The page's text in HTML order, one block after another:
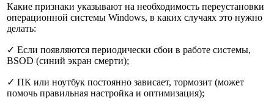
Какие признаки указывают на необходимость переустановки
операционной системы Windows, в каких случаях это нужно
делать:
✓ Если появляются периодически сбои в работе системы,
BSOD (синий экран смерти);
✓ ПК или ноутбук постоянно зависает, тормозит (может
помочь правильная настройка и оптимизация);